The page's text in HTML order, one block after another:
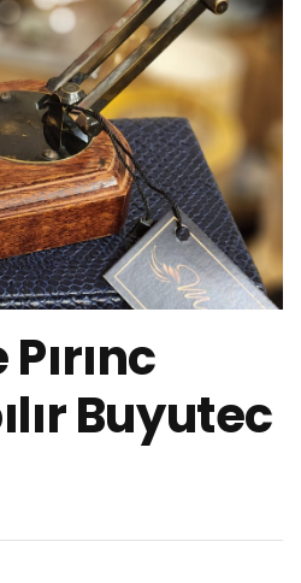
Buyutec